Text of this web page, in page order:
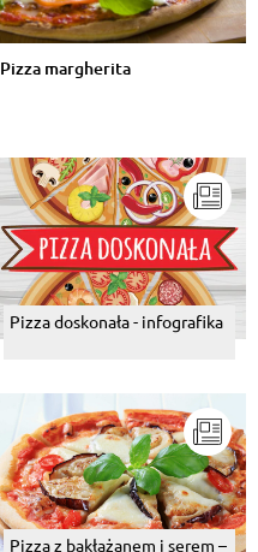
Pizza margherita
Pizza doskonała - infografika
Pizza z bakłażanem i serem –